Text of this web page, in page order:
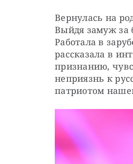
Вернулась на
Выйдя замуж за
Работала в
рассказала в
признанию,
неприязнь к
патриотом